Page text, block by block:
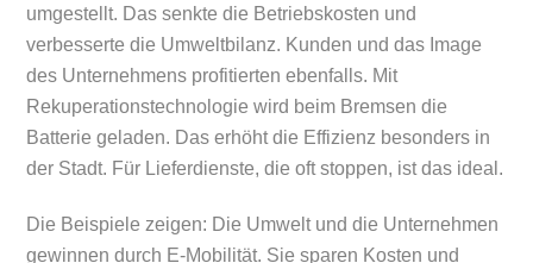
umgestellt. Das senkte die Betriebskosten und
verbesserte die Umweltbilanz. Kunden und das Image
des Unternehmens profitierten ebenfalls. Mit
Rekuperationstechnologie wird beim Bremsen die
Batterie geladen. Das erhöht die Effizienz besonders in
der Stadt. Für Lieferdienste, die oft stoppen, ist das ideal.
Die Beispiele zeigen: Die Umwelt und die Unternehmen
gewinnen durch E-Mobilität. Sie sparen Kosten und